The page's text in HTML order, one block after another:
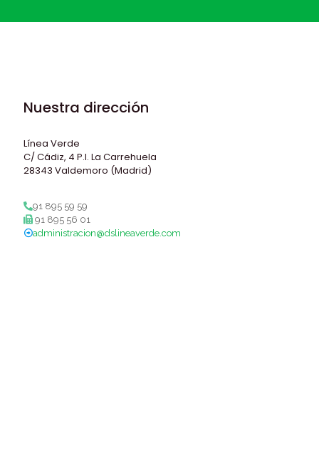
Nuestra dirección
Línea Verde
C/ Cádiz, 4 P.I. La Carrehuela
28343 Valdemoro (Madrid)
91 895 59 59
91 895 56 01
administracion@dslineaverde.com